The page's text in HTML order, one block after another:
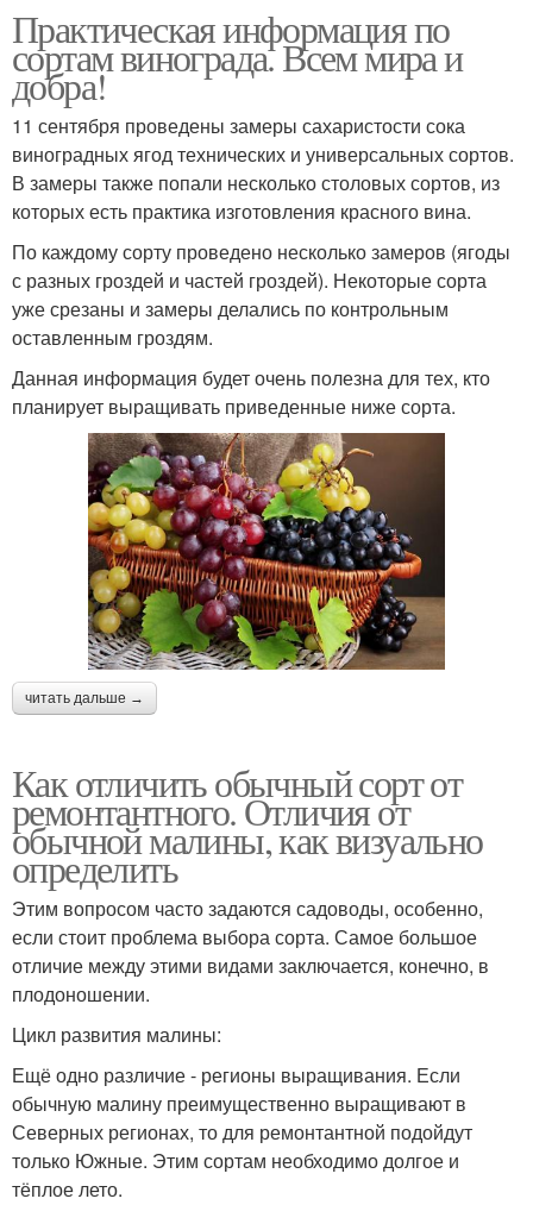
Практическая информация по
сортам винограда. Всем мира и
добра!
11 сентября проведены замеры сахаристости сока
виноградных ягод технических и универсальных сортов.
В замеры также попали несколько столовых сортов, из
которых есть практика изготовления красного вина.
По каждому сорту проведено несколько замеров (ягоды
с разных гроздей и частей гроздей). Некоторые сорта
уже срезаны и замеры делались по контрольным
оставленным гроздям.
Данная информация будет очень полезна для тех, кто
планирует выращивать приведенные ниже сорта.
читать дальше →
Как отличить обычный сорт от
ремонтантного. Отличия от
обычной малины, как визуально
определить
Этим вопросом часто задаются садоводы, особенно,
если стоит проблема выбора сорта. Самое большое
отличие между этими видами заключается, конечно, в
плодоношении.
Цикл развития малины:
Ещё одно различие - регионы выращивания. Если
обычную малину преимущественно выращивают в
Северных регионах, то для ремонтантной подойдут
только Южные. Этим сортам необходимо долгое и
тёплое лето.